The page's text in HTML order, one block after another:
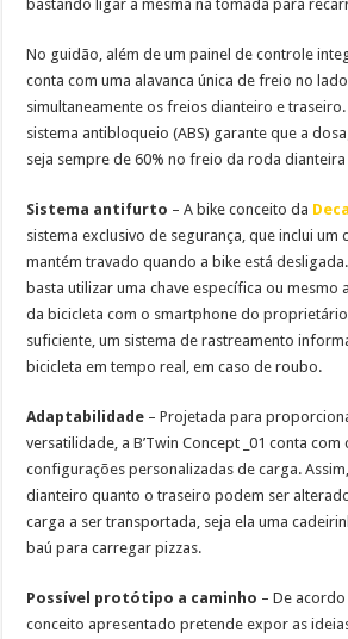
bastando ligar a mesma na tomada para
No guidão, além de um painel de controle
conta com uma alavanca única de freio no
simultaneamente os freios dianteiro e
sistema antibloqueio (ABS) garante que a
seja sempre de 60% no freio da roda dianteira
Sistema antifurto – A bike conceito da
sistema exclusivo de segurança, que inclui um
mantém travado quando a bike está
basta utilizar uma chave específica ou mesmo
da bicicleta com o smartphone do
suficiente, um sistema de rastreamento
bicicleta em tempo real, em caso de roubo.
Adaptabilidade – Projetada para
versatilidade, a B’Twin Concept _01 conta
configurações personalizadas de carga.
dianteiro quanto o traseiro podem ser
carga a ser transportada, seja ela uma
baú para carregar pizzas.
Possível protótipo a caminho – De acordo
conceito apresentado pretende expor as